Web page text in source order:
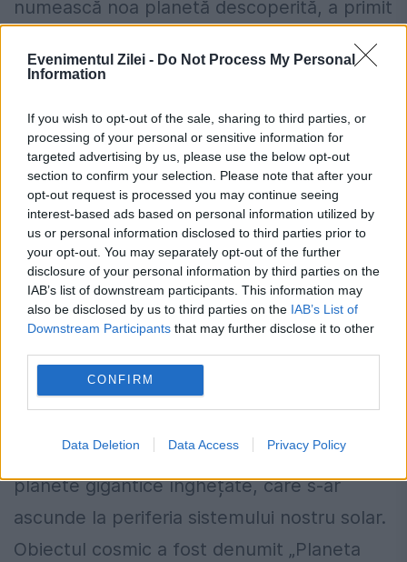
Evenimentul Zilei - Do Not Process My Personal
Information
If you wish to opt-out of the sale, sharing to third parties, or
processing of your personal or sensitive information for
targeted advertising by us, please use the below opt-out
section to confirm your selection. Please note that after your
opt-out request is processed you may continue seeing
interest-based ads based on personal information utilized by
us or personal information disclosed to third parties prior to
your opt-out. You may separately opt-out of the further
disclosure of your personal information by third parties on the
IAB’s list of downstream participants. This information may
also be disclosed by us to third parties on the IAB’s List of
Downstream Participants that may further disclose it to other
CONFIRM
Data Deletion Data Access Privacy Policy
numească noa planetă descoperită, a primit
peste 1.000 de sugestii din toată lumea.
Numele Pluto a fost propus de Venetia
TAPISERIILE MEDIEVALE pot ASCUNDE
DOVEZILE existenței misterioasei
„PLANETE NOUĂ”. Cercetătorii sunt în
fața unei „MINE DE AUR” a astronomiei
Oamenii de știință sunt în căutarea unei
planete gigantice înghețate, care s-ar
ascunde la periferia sistemului nostru solar.
Obiectul cosmic a fost denumit „Planeta